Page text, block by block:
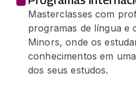
Masterclasses com
programas de língua e
Minors, onde os
conhecimentos em
dos seus estudos.